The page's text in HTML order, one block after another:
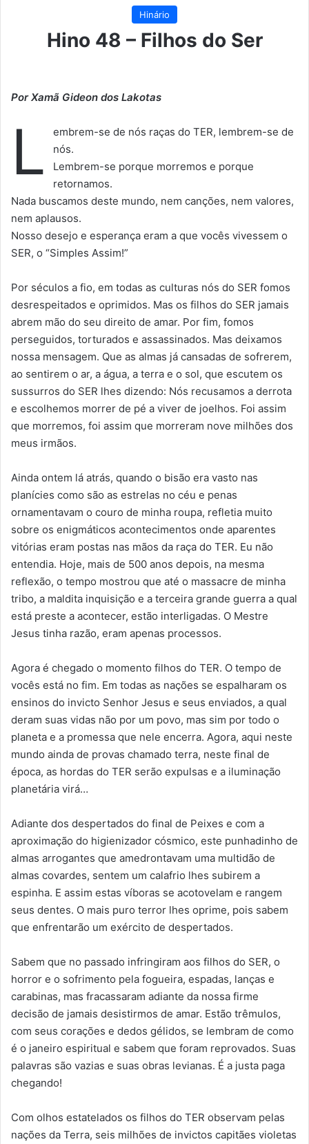
Hinário
Hino 48 – Filhos do Ser
Por Xamã Gideon dos Lakotas
L
embrem-se de nós raças do TER, lembrem-se de
nós.
Lembrem-se porque morremos e porque
retornamos.
Nada buscamos deste mundo, nem canções, nem valores,
nem aplausos.
Nosso desejo e esperança eram a que vocês vivessem o
SER, o “Simples Assim!”
Por séculos a fio, em todas as culturas nós do SER fomos
desrespeitados e oprimidos. Mas os filhos do SER jamais
abrem mão do seu direito de amar. Por fim, fomos
perseguidos, torturados e assassinados. Mas deixamos
nossa mensagem. Que as almas já cansadas de sofrerem,
ao sentirem o ar, a água, a terra e o sol, que escutem os
sussurros do SER lhes dizendo: Nós recusamos a derrota
e escolhemos morrer de pé a viver de joelhos. Foi assim
que morremos, foi assim que morreram nove milhões dos
meus irmãos.
Ainda ontem lá atrás, quando o bisão era vasto nas
planícies como são as estrelas no céu e penas
ornamentavam o couro de minha roupa, refletia muito
sobre os enigmáticos acontecimentos onde aparentes
vitórias eram postas nas mãos da raça do TER. Eu não
entendia. Hoje, mais de 500 anos depois, na mesma
reflexão, o tempo mostrou que até o massacre de minha
tribo, a maldita inquisição e a terceira grande guerra a qual
está preste a acontecer, estão interligadas. O Mestre
Jesus tinha razão, eram apenas processos.
Agora é chegado o momento filhos do TER. O tempo de
vocês está no fim. Em todas as nações se espalharam os
ensinos do invicto Senhor Jesus e seus enviados, a qual
deram suas vidas não por um povo, mas sim por todo o
planeta e a promessa que nele encerra. Agora, aqui neste
mundo ainda de provas chamado terra, neste final de
época, as hordas do TER serão expulsas e a iluminação
planetária virá…
Adiante dos despertados do final de Peixes e com a
aproximação do higienizador cósmico, este punhadinho de
almas arrogantes que amedrontavam uma multidão de
almas covardes, sentem um calafrio lhes subirem a
espinha. E assim estas víboras se acotovelam e rangem
seus dentes. O mais puro terror lhes oprime, pois sabem
que enfrentarão um exército de despertados.
Sabem que no passado infringiram aos filhos do SER, o
horror e o sofrimento pela fogueira, espadas, lanças e
carabinas, mas fracassaram adiante da nossa firme
decisão de jamais desistirmos de amar. Estão trêmulos,
com seus corações e dedos gélidos, se lembram de como
é o janeiro espiritual e sabem que foram reprovados. Suas
palavras são vazias e suas obras levianas. É a justa paga
chegando!
Com olhos estatelados os filhos do TER observam pelas
nações da Terra, seis milhões de invictos capitães violetas